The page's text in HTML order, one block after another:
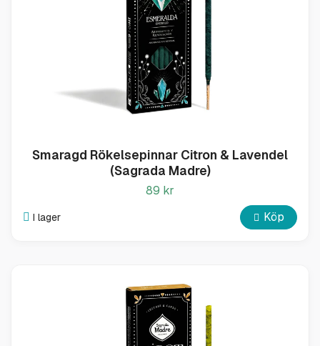
Smaragd Rökelsepinnar Citron & Lavendel
(Sagrada Madre)
89 kr
I lager Köp